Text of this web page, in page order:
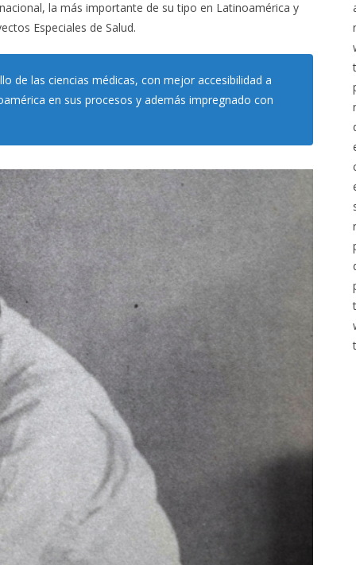
la más importante de su tipo en Latinoamérica y
Especiales de Salud.
de las ciencias médicas, con mejor accesibilidad a
en sus procesos y además impregnado con